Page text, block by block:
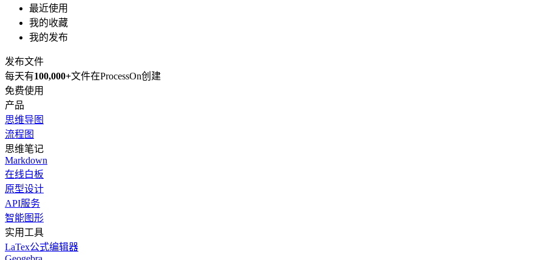
最近使用
我的收藏
我的发布
发布文件
每天有100,000+文件在ProcessOn创建
免费使用
产品
思维导图
流程图
思维笔记
Markdown
在线白板
原型设计
API服务
智能图形
实用工具
LaTex公式编辑器